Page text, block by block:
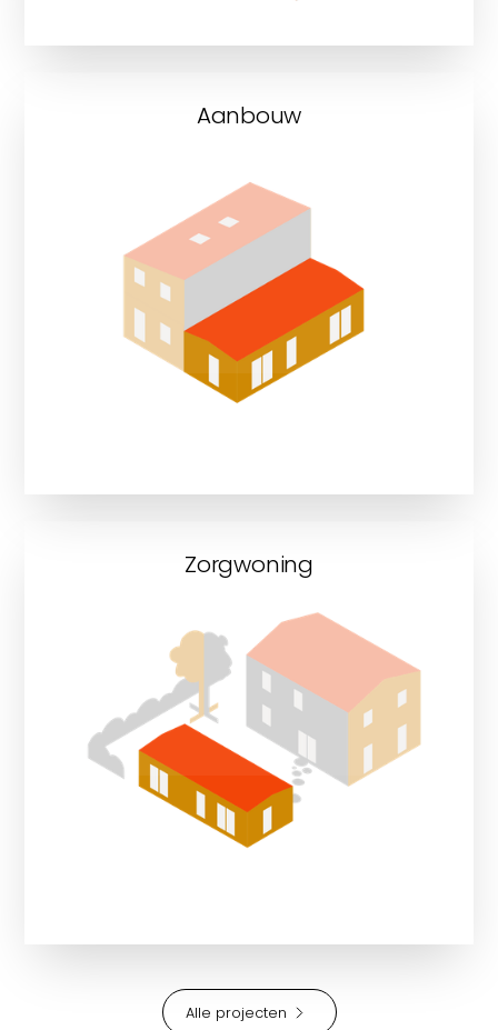
Aanbouw
Bekijk onze aanbouwprojecten
Zorgwoning
Bekijk onze zorgwoningen
Alle projecten